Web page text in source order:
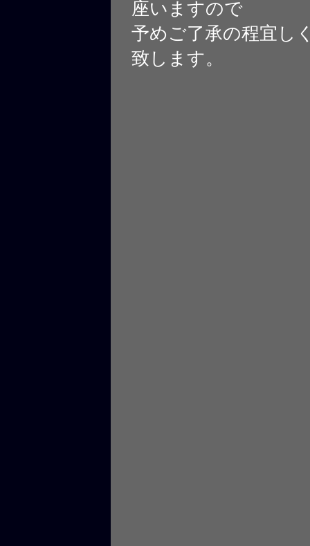
座いますので
予めご了承の程宜し
致します。